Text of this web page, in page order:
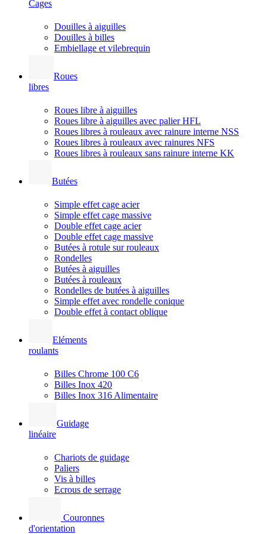
Cages
Douilles à aiguilles
Douilles à billes
Embiellage et vilebrequin
Roues
libres
Roues libre à aiguilles
Roues libre à aiguilles avec palier HFL
Roues libres à rouleaux avec rainure interne NSS
Roues libres à rouleaux avec rainures NFS
Roues libres à rouleaux sans rainure interne KK
Butées
Simple effet cage acier
Simple effet cage massive
Double effet cage acier
Double effet cage massive
Butées à rotule sur rouleaux
Rondelles
Butées à aiguilles
Butées à rouleaux
Rondelles de butées à aiguilles
Simple effet avec rondelle conique
Double effet à contact oblique
Eléments
roulants
Billes Chrome 100 C6
Billes Inox 420
Billes Inox 316 Alimentaire
Guidage
linéaire
Chariots de guidage
Paliers
Vis à billes
Ecrous de serrage
Couronnes
d'orientation